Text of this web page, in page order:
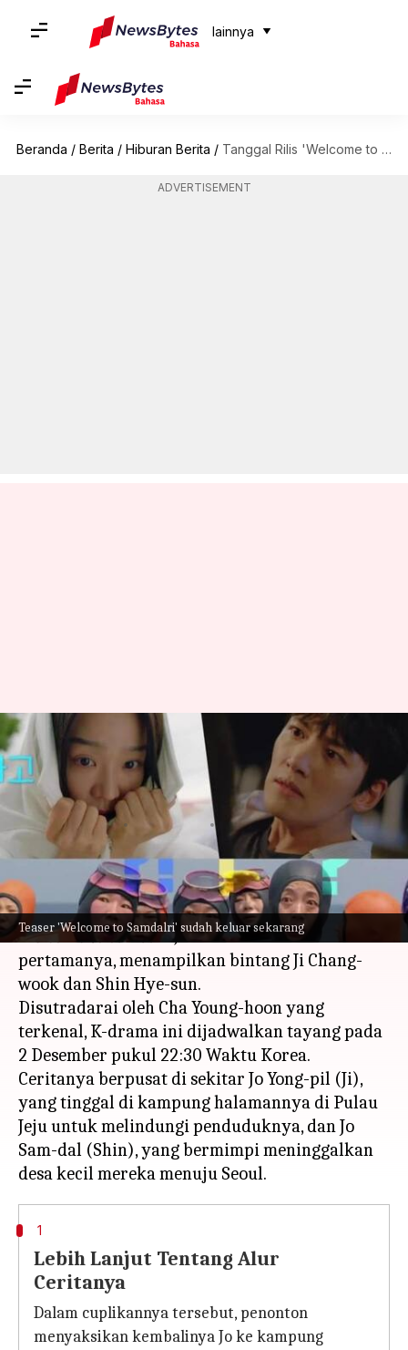
lainnya
Beranda / Berita / Hiburan Berita / Tanggal Rilis 'Welcome to Samdalri': Shin Hye-sun, Ji Chang-wook
ADVERTISEMENT
Teaser 'Welcome to Samdalri' sudah keluar sekarang
Tanggal Rilis 'Welcome to
Samdalri': Shin Hye-sun, Ji
Chang-wook
menulis Handoko Nov 03, 2023 12:13 pm
Apa ceritanya
Serial komedi romantis yang sangat dinanti,
Welcome to Samdalri, telah meluncurkan teaser
pertamanya, menampilkan bintang Ji Chang-
wook dan Shin Hye-sun.
Disutradarai oleh Cha Young-hoon yang
terkenal, K-drama ini dijadwalkan tayang pada
2 Desember pukul 22:30 Waktu Korea.
Ceritanya berpusat di sekitar Jo Yong-pil (Ji),
yang tinggal di kampung halamannya di Pulau
Jeju untuk melindungi penduduknya, dan Jo
Sam-dal (Shin), yang bermimpi meninggalkan
1
Lebih Lanjut Tentang Alur
Ceritanya
Dalam cuplikannya tersebut, penonton
menyaksikan kembalinya Jo ke kampung